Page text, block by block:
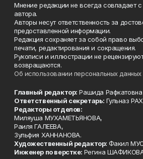
Мнение редакции не всегда совпадает с
автора.
Авторы несут ответственность за
предоставленной информации.
Редакция сохраняет за собой право
печати, редактирования и сокращения.
Рукописи и иллюстрации не
возвращаются.
Об использовании персональных данных
Главный редактор: Рашида
Ответственный секретарь: Гульназ
Редакторы отделов:
Миляуша МУХАМЕТЬЯНОВА,
Раиля ГАЛЕЕВА,
Зульфия ХАННАНОВА.
Художественный редактор: Факил
Инженер по верстке: Регина